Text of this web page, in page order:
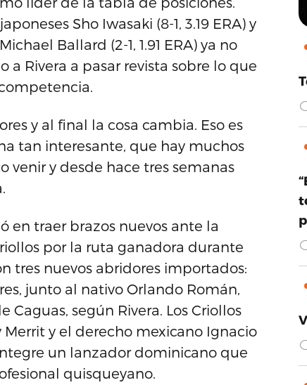
Sho Iwasaki (8-1, 3.19 ERA) y
Ballard (2-1, 1.91 ERA) ya no
Rivera a pasar revista sobre lo que
y al final la cosa cambia. Eso es
tan interesante, que hay muchos
venir y desde hace tres semanas
en traer brazos nuevos ante la
por la ruta ganadora durante
tres nuevos abridores importados:
junto al nativo Orlando Román,
según Rivera. Los Criollos
y el derecho mexicano Ignacio
un lanzador dominicano que
quisqueyano.